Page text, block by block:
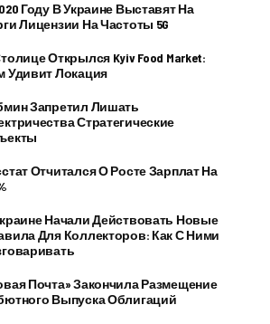
Году В Украине Выставят На
Лицензии На Частоты 5G
Открылся Kyiv Food Market:
Удивит Локация
Запретил Лишать
Стратегические
Отчитался О Росте Зарплат На
Начали Действовать Новые
Для Коллекторов: Как С Ними
Почта» Закончила Размещение
Выпуска Облигаций